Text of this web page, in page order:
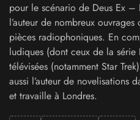
pour le scénario de Deus Ex –
l’auteur de nombreux
pièces radiophoniques. En
ludiques (dont ceux de la série
télévisées (notamment Star
aussi l’auteur de novelisations
et travaille à Londres.